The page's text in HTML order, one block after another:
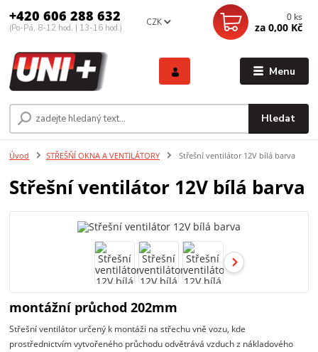
Menu
CZK
Hledat
+420 606 288 632
(Po-Pá, 8-12 hod. | 13-16 hod.)
0 ks
za 0,00 Kč
Úvod STŘEŠŇÍ OKNA A VENTILÁTORY Střešní ventilátor 12V bílá barva
Střešní ventilátor 12V bílá barva
montážní průchod 202mm
Střešní ventilátor určený k montáži na střechu vně vozu, kde
prostřednictvím vytvořeného průchodu odvětrává vzduch z nákladového